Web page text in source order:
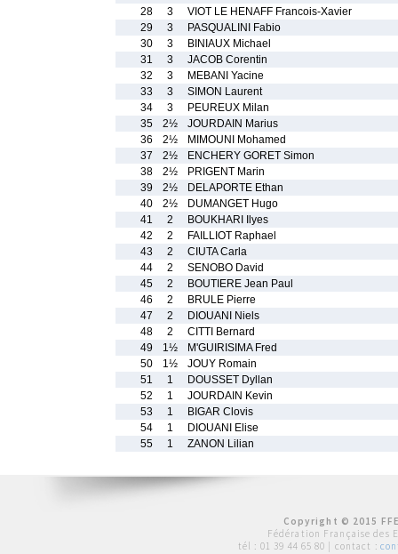
28
3
VIOT LE HENAFF Francois-Xavier
29
3
PASQUALINI Fabio
30
3
BINIAUX Michael
31
3
JACOB Corentin
32
3
MEBANI Yacine
33
3
SIMON Laurent
34
3
PEUREUX Milan
35
2½
JOURDAIN Marius
36
2½
MIMOUNI Mohamed
37
2½
ENCHERY GORET Simon
38
2½
PRIGENT Marin
39
2½
DELAPORTE Ethan
40
2½
DUMANGET Hugo
41
2
BOUKHARI Ilyes
42
2
FAILLIOT Raphael
43
2
CIUTA Carla
44
2
SENOBO David
45
2
BOUTIERE Jean Paul
46
2
BRULE Pierre
47
2
DIOUANI Niels
48
2
CITTI Bernard
49
1½
M'GUIRISIMA Fred
50
1½
JOUY Romain
51
1
DOUSSET Dyllan
52
1
JOURDAIN Kevin
53
1
BIGAR Clovis
54
1
DIOUANI Elise
55
1 ZANON Lilian
Copyright © 2015
Fédération Française des
tél : 01 39 44 65 80 | contact :